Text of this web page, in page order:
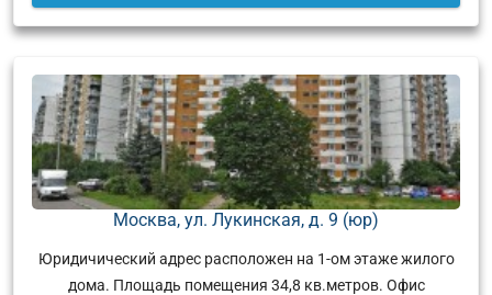
Москва, ул. Лукинская, д. 9 (юр)
Юридичический адрес расположен на 1-ом этаже жилого
дома. Площадь помещения 34,8 кв.метров. Офис